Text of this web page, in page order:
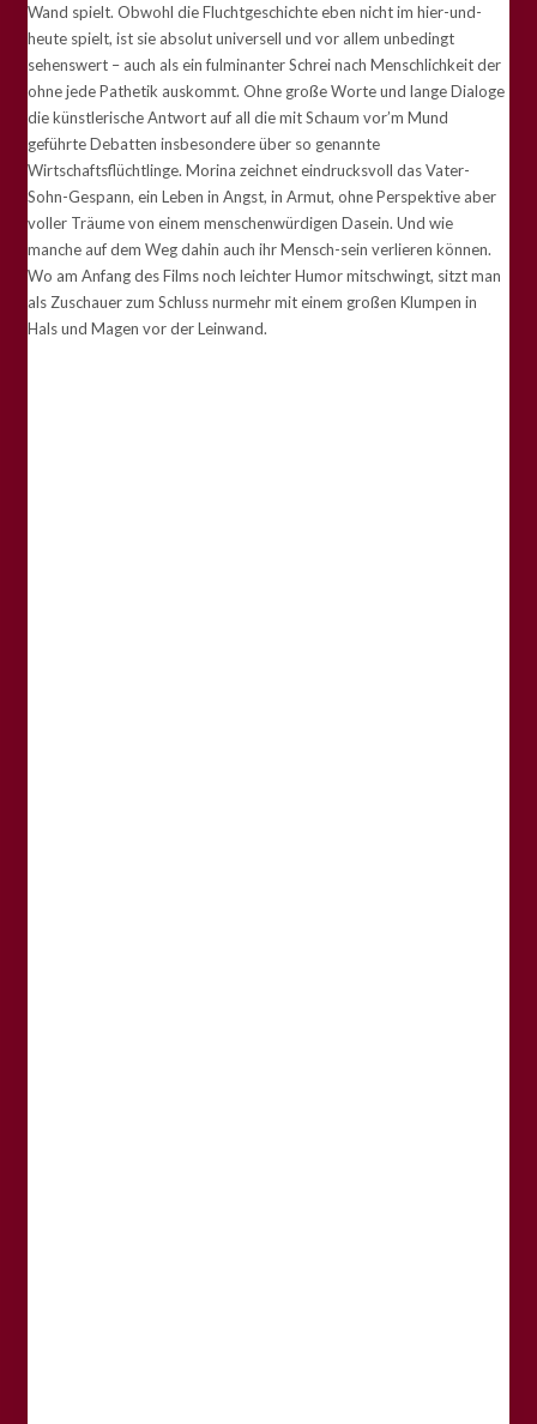
Wand spielt. Obwohl die Fluchtgeschichte eben nicht im hier-und-
heute spielt, ist sie absolut universell und vor allem unbedingt
sehenswert – auch als ein fulminanter Schrei nach Menschlichkeit der
ohne jede Pathetik auskommt. Ohne große Worte und lange Dialoge
die künstlerische Antwort auf all die mit Schaum vor’m Mund
geführte Debatten insbesondere über so genannte
Wirtschaftsflüchtlinge. Morina zeichnet eindrucksvoll das Vater-
Sohn-Gespann, ein Leben in Angst, in Armut, ohne Perspektive aber
voller Träume von einem menschenwürdigen Dasein. Und wie
manche auf dem Weg dahin auch ihr Mensch-sein verlieren können.
Wo am Anfang des Films noch leichter Humor mitschwingt, sitzt man
als Zuschauer zum Schluss nurmehr mit einem großen Klumpen in
Hals und Magen vor der Leinwand.